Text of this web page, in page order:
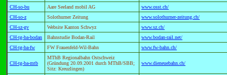
CH-so-bu
Aare Seeland mobil AG
www.osst.ch/
CH-so-z
Solothurner Zeitung
www.solothurner-zeitung.ch/
CH-sz-gv
Website Kanton Schwyz
www.sz.ch/
CH-tg-ba-bodan
Bahnstudie Bodan-Rail
www.bodan-rail.net/
CH-tg-ba-fw
FW Frauenfeld-Wil-Bahn www.fw-bahn.ch/
CH-tg-ba-mtb
MThB Regionalbahn Ostschweiz
(Gründung 20.09.2001 durch MThB/SBB;
Sitz: Kreuzlingen)
www.dieneuebahn.ch/